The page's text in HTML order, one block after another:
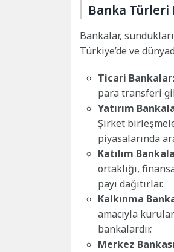
Banka Türleri
Bankalar,
Türkiye’de ve
Ticari Bankalar:
para transferi
Yatırım
Şirket
piyasalarında
Katılım
ortaklığı,
payı dağıtırlar.
Kalkınma
amacıyla
bankalardır.
Merkez